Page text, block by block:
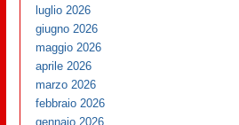
luglio 2026
giugno 2026
maggio 2026
aprile 2026
marzo 2026
febbraio 2026
gennaio 2026